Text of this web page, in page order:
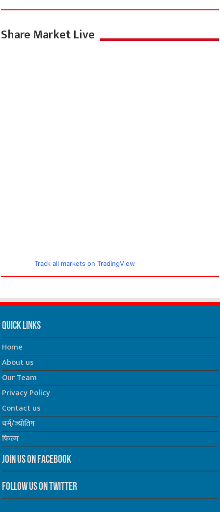
Share Market Live
Track all markets on TradingView
Quick Links
Home
About us
Our Team
Privacy Policy
Contact us
धर्म/ज्योतिष
फिल्म
Join us on Facebook
Follow us on Twitter